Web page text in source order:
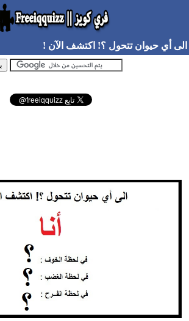
الى أي حيوان تتحول ؟! اكتشف الآن !